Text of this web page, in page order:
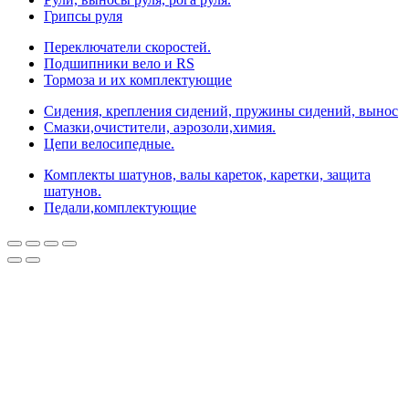
Грипсы руля
Переключатели скоростей.
Подшипники вело и RS
Тормоза и их комплектующие
Сидения, крепления сидений, пружины сидений, вынос
Смазки,очистители, аэрозоли,химия.
Цепи велосипедные.
Комплекты шатунов, валы кареток, каретки, защита
шатунов.
Педали,комплектующие